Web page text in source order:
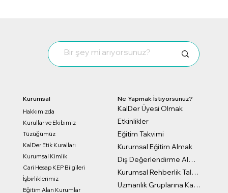
Kurumsal
Hakkımızda
Kurullar ve Ekibimiz
Tüzüğümüz
KalDer Etik Kuralları
Kurumsal Kimlik
Cari Hesap KEP Bilgileri
İşbirliklerimiz
Eğitim Alan Kurumlar
Ne Yapmak İstiyorsunuz?
KalDer Üyesi Olmak
Etkinlikler
Eğitim Takvimi
Kurumsal Eğitim Almak
Dış Değerlendirme Almak
Kurumsal Rehberlik Talep Formu
Uzmanlık Gruplarına Katılmak